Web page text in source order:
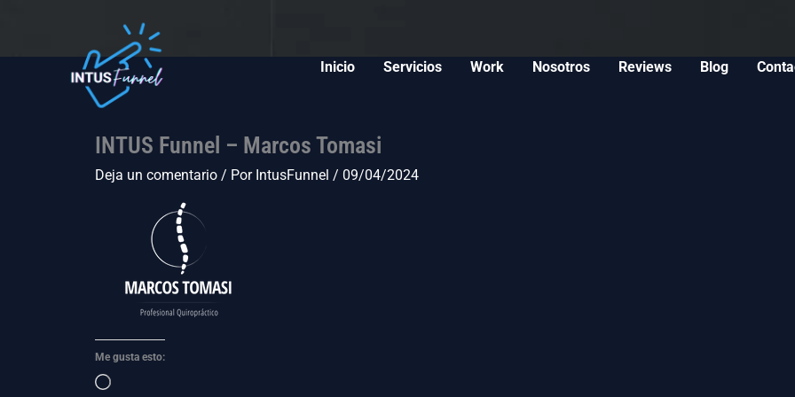
contenido
Inicio Servicios Work Nosotros Reviews Blog
INTUS Funnel – Marcos Tomasi
Deja un comentario / Por IntusFunnel / 09/04/2024
Me gusta esto:
Cargando...